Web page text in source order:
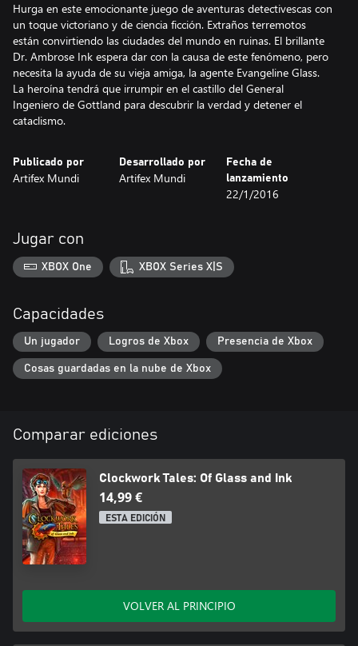
Hurga en este emocionante juego de aventuras detectivescas con
un toque victoriano y de ciencia ficción. Extraños terremotos
están convirtiendo las ciudades del mundo en ruinas. El brillante
Dr. Ambrose Ink espera dar con la causa de este fenómeno, pero
necesita la ayuda de su vieja amiga, la agente Evangeline Glass.
La heroína tendrá que irrumpir en el castillo del General
Ingeniero de Gottland para descubrir la verdad y detener el
cataclismo.
Publicado por
Artifex Mundi
Desarrollado por
Artifex Mundi
Fecha de
lanzamiento
22/1/2016
Jugar con
XBOX One XBOX Series X|S
Capacidades
Un jugador Logros de Xbox Presencia de Xbox
Cosas guardadas en la nube de Xbox
Comparar ediciones
Clockwork Tales: Of Glass and Ink
14,99 €
ESTA EDICIÓN
VOLVER AL PRINCIPIO